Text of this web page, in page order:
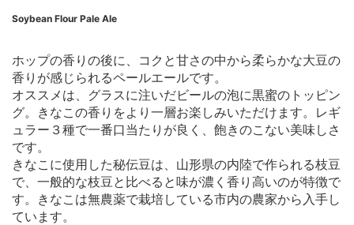
Soybean Flour Pale Ale
ホップの香りの後に、コクと甘さの中から柔らかな大豆の
香りが感じられるペールエールです。
オススメは、グラスに注いだビールの泡に黒蜜のトッピン
グ。きなこの香りをより一層お楽しみいただけます。レギ
ュラー３種で一番口当たりが良く、飽きのこない美味しさ
です。
きなこに使用した秘伝豆は、山形県の内陸で作られる枝豆
で、一般的な枝豆と比べると味が濃く香り高いのが特徴で
す。きなこは無農薬で栽培している市内の農家から入手し
ています。